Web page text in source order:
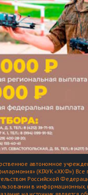
автономное
(КГАУК «ХКФ»)
Российской
в информационных,